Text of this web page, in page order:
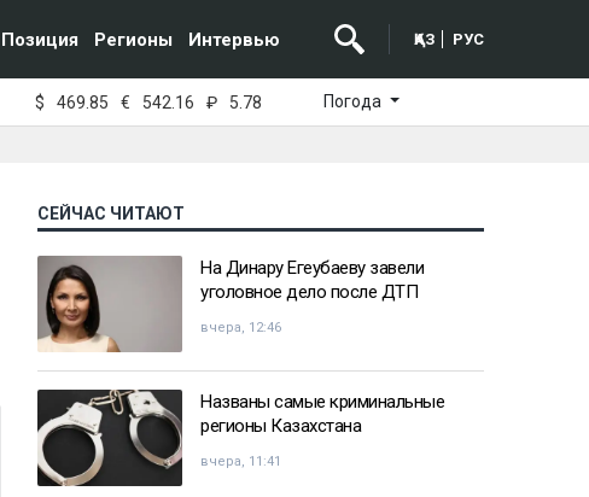
Позиция Регионы Интервью ҚАЗ РУС
$ 469.85 € 542.16 ₽ 5.78 Погода
СЕЙЧАС ЧИТАЮТ
На Динару Егеубаеву завели
уголовное дело после ДТП
вчера, 12:46
Названы самые криминальные
регионы Казахстана
вчера, 11:41